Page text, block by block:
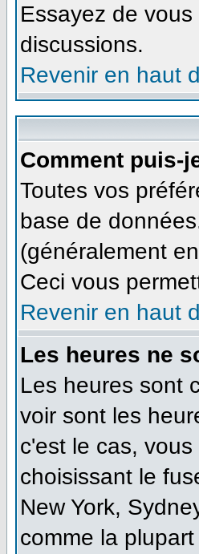
Essayez de
discussions.
Revenir en haut
Comment puis-
Toutes vos
base de
(généralement
Ceci vous
Revenir en haut
Les heures ne
Les heures sont
voir sont les
c'est le cas,
choisissant le
New York,
comme la